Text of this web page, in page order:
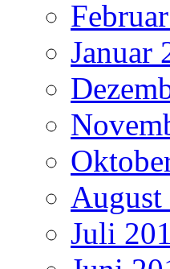
Januar
August
Juli